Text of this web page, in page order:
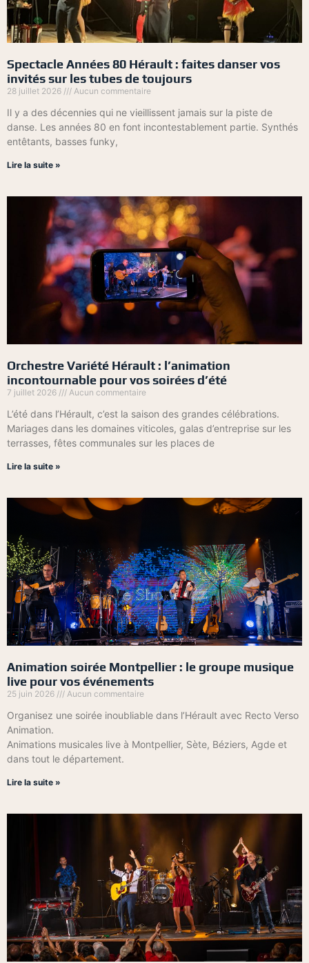
Spectacle Années 80 Hérault : faites danser vos
invités sur les tubes de toujours
28 juillet 2026 Aucun commentaire
Il y a des décennies qui ne vieillissent jamais sur la piste de
danse. Les années 80 en font incontestablement partie. Synthés
entêtants, basses funky,
Lire la suite »
Orchestre Variété Hérault : l’animation
incontournable pour vos soirées d’été
7 juillet 2026 Aucun commentaire
L’été dans l’Hérault, c’est la saison des grandes célébrations.
Mariages dans les domaines viticoles, galas d’entreprise sur les
terrasses, fêtes communales sur les places de
Lire la suite »
Animation soirée Montpellier : le groupe musique
live pour vos événements
25 juin 2026 Aucun commentaire
Organisez une soirée inoubliable dans l’Hérault avec Recto Verso
Animation.
Animations musicales live à Montpellier, Sète, Béziers, Agde et
dans tout le département.
Lire la suite »